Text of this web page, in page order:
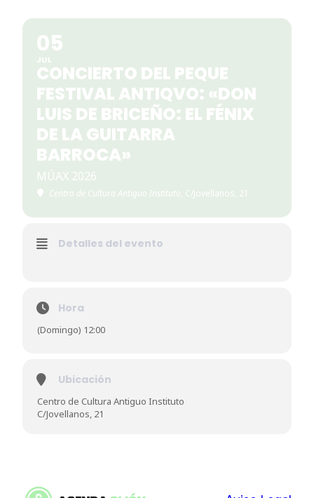
05
JUL
CONCIERTO DEL PEQUE
FESTIVAL ANTIQVO: «DON
LUIS DE BRICEÑO: EL FÉNIX
DE LA GUITARRA
BARROCA»
MÚAX 2026
Centro de Cultura Antiguo Instituto, C/Jovellanos, 21
Detalles del evento
Hora
(Domingo) 12:00
Ubicación
Centro de Cultura Antiguo Instituto
C/Jovellanos, 21